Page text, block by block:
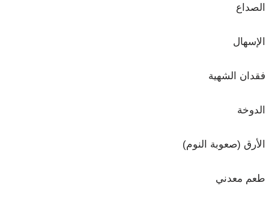
الصداع
الإسهال
فقدان الشهية
الدوخة
الأرق (صعوبة النوم)
طعم معدني